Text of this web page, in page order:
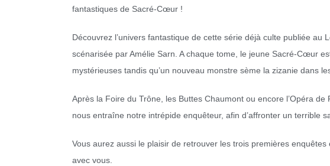
fantastiques de Sacré-Cœur !
Découvrez l’univers fantastique de cette série déjà culte publiée au
scénarisée par Amélie Sarn. A chaque tome, le jeune Sacré-Cœur
mystérieuses tandis qu’un nouveau monstre sème la zizanie dans
Après la Foire du Trône, les Buttes Chaumont ou encore l’Opéra
nous entraîne notre intrépide enquêteur, afin d’affronter un terrible
Vous aurez aussi le plaisir de retrouver les trois premières
avec vous.